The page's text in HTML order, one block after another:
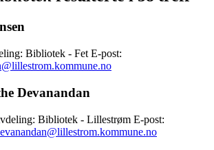
Bibliotek - Fet E-post:
Devanandan
Bibliotek - Lillestrøm E-post: